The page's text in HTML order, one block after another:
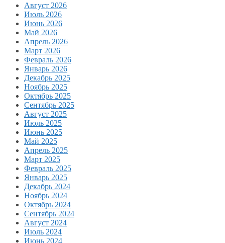
Август 2026
Июль 2026
Июнь 2026
Май 2026
Апрель 2026
Март 2026
Февраль 2026
Январь 2026
Декабрь 2025
Ноябрь 2025
Октябрь 2025
Сентябрь 2025
Август 2025
Июль 2025
Июнь 2025
Май 2025
Апрель 2025
Март 2025
Февраль 2025
Январь 2025
Декабрь 2024
Ноябрь 2024
Октябрь 2024
Сентябрь 2024
Август 2024
Июль 2024
Июнь 2024